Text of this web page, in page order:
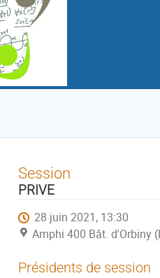
Session
PRIVE
28 juin 2021, 13:30
Amphi 400 Bât. d'Orbiny
Présidents de session